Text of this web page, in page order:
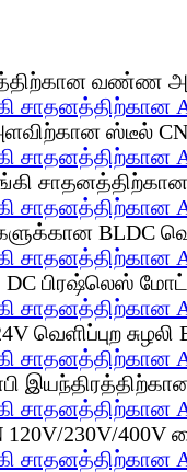
சாதனத்திற்கான
சாதனத்திற்கான
சாதனத்திற்கான
சாதனத்திற்கான
சாதனத்திற்கான
சாதனத்திற்கான
சாதனத்திற்கான
சாதனத்திற்கான